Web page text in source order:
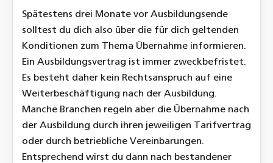
Spätestens drei Monate vor Ausbildungsende
solltest du dich also über die für dich geltenden
Konditionen zum Thema Übernahme informieren.
Ein Ausbildungsvertrag ist immer zweckbefristet.
Es besteht daher kein Rechtsanspruch auf eine
Weiterbeschäftigung nach der Ausbildung.
Manche Branchen regeln aber die Übernahme nach
der Ausbildung durch ihren jeweiligen Tarifvertrag
oder durch betriebliche Vereinbarungen.
Entsprechend wirst du dann nach bestandener